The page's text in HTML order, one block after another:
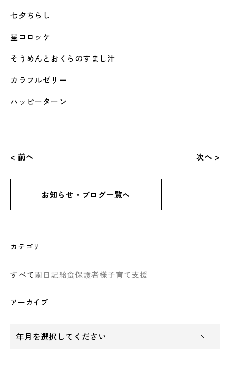
七夕ちらし
星コロッケ
そうめんとおくらのすまし汁
カラフルゼリー
ハッピーターン
< 前へ 次へ >
お知らせ・ブログ一覧へ
カテゴリ
すべて園日記給食保護者様子育て支援
アーカイブ